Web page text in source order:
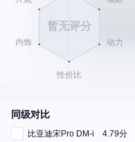
同级对比
比亚迪宋Pro DM-i
4.79分